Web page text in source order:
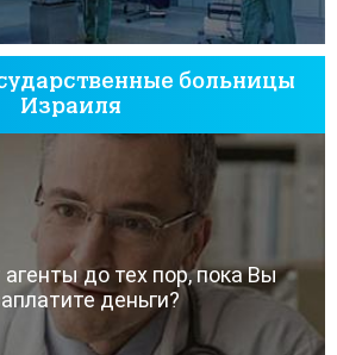
больницы
Израиля
до тех пор, пока Вы
деньги?